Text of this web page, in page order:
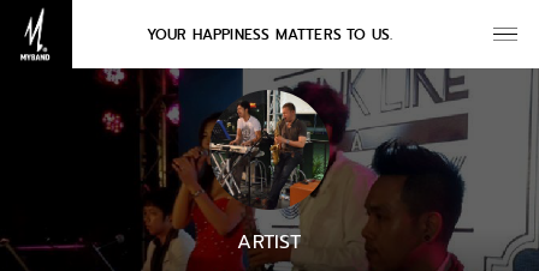
YOUR HAPPINESS MATTERS TO US.
ARTIST